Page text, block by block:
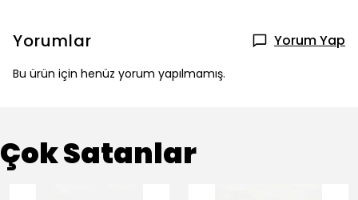
Yorumlar Yorum Yap
Bu ürün için henüz yorum yapılmamış.
Çok Satanlar